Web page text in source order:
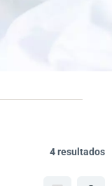
4 resultados